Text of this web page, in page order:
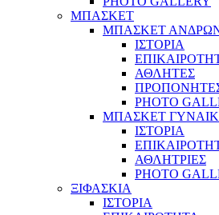
ΜΠΑΣΚΕΤ
ΜΠΑΣΚΕΤ
ΙΣΤΟΡΙΑ
ΑΘΛΗΤΕΣ
PHOTO
ΜΠΑΣΚΕΤ
ΙΣΤΟΡΙΑ
ΑΘΛΗΤΡΙΕΣ
PHOTO
ΞΙΦΑΣΚΙΑ
ΙΣΤΟΡΙΑ